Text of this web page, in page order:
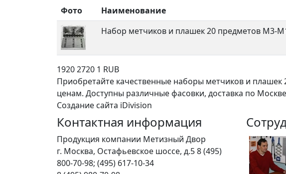
Фото Наименование
Набор метчиков и плашек 20 предметов М3-
19202720 1 RUB
Приобретайте качественные наборы метчиков и
ценам. Доступны различные фасовки, доставка по
Создание сайта iDivision
Контактная информация
Продукция компании Метизный Двор
г. Москва, Остафьевское шоссе, д.58 (495)
800-70-98; (495) 617-10-34